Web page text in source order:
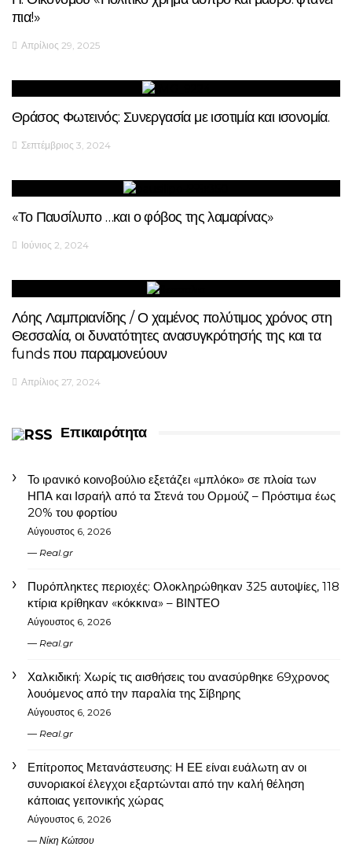
πια!»
Απρίλιος 29, 2025
Θράσος Φωτεινός: Συνεργασία με ισοτιμία και ισονομία.
Σεπτέμβριος 3, 2024
«Το Παυσίλυπο …και ο φόβος της λαμαρίνας»
Ιούνιος 2, 2024
Λόης Λαμπριανίδης / Ο χαμένος πολύτιμος χρόνος στη
Θεσσαλία, οι δυνατότητες ανασυγκρότησής της και τα
funds που παραμονεύουν
Απρίλιος 27, 2024
Επικαιρότητα
Το ιρανικό κοινοβούλιο εξετάζει «μπλόκο» σε πλοία των
ΗΠΑ και Ισραήλ από τα Στενά του Ορμούζ – Πρόστιμα έως
20% του φορτίου
Αύγουστος 6, 2026
Real.gr
Πυρόπληκτες περιοχές: Ολοκληρώθηκαν 325 αυτοψίες, 118
κτίρια κρίθηκαν «κόκκινα» – ΒΙΝΤΕΟ
Αύγουστος 6, 2026
Real.gr
Χαλκιδική: Χωρίς τις αισθήσεις του ανασύρθηκε 69χρονος
λουόμενος από την παραλία της Σίβηρης
Αύγουστος 6, 2026
Real.gr
Επίτροπος Μετανάστευσης: Η ΕΕ είναι ευάλωτη αν οι
συνοριακοί έλεγχοι εξαρτώνται από την καλή θέληση
κάποιας γειτονικής χώρας
Αύγουστος 6, 2026
Νίκη Κώτσου